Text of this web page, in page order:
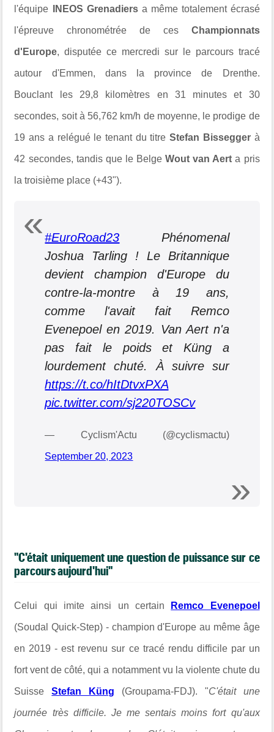
l'équipe INEOS Grenadiers a même totalement écrasé
l'épreuve chronométrée de ces Championnats
d'Europe, disputée ce mercredi surle parcours tracé
autour d'Emmen, dans la province de Drenthe.
Bouclantles 29,8 kilomètres en 31 minutes et 30
secondes, soit à 56,762 km/h de moyenne, le prodige de
19 ans a relégué le tenant du titreStefan Bisseggerà
42 secondes, tandis que le BelgeWout van Aert a pris
la troisième place (+43").
#EuroRoad23 Phénomenal
Joshua Tarling ! Le Britannique
devient champion d'Europe du
contre-la-montre à 19 ans,
comme l'avait fait Remco
Evenepoel en 2019. Van Aert n'a
pas fait le poids et Küng a
lourdement chuté. À suivre sur
https://t.co/hItDtvxPXA
pic.twitter.com/sj220TOSCv
— Cyclism'Actu (@cyclismactu)
September 20, 2023
"C'était uniquement une question de puissance sur ce
parcours aujourd'hui"
Celui qui imite ainsi un certain Remco Evenepoel
(Soudal Quick-Step) - champion d'Europe au même âge
en 2019 - est revenu sur ce tracé rendu difficile par un
fort vent de côté, qui a notamment vu la violente chute du
SuisseStefan Küng (Groupama-FDJ). "C'était une
journée très difficile. Je me sentais moins fort qu'aux